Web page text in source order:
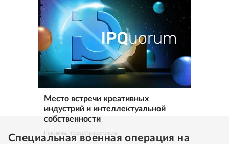
Место встречи креативных
индустрий и интеллектуальной
собственности
Реклама. https://ipquorum.ru
Специальная военная операция на